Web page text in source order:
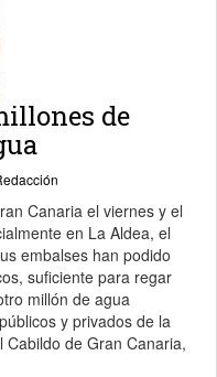
de
2018
Canaria el viernes y el
en La Aldea, el
embalses han podido
suficiente para regar
millón de agua
y privados de la
de Gran Canaria,